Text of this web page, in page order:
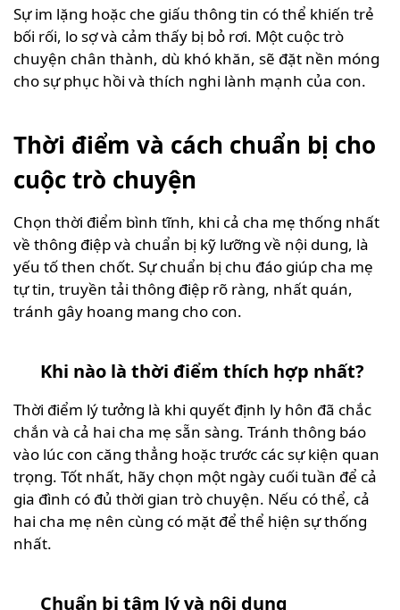
Sự im lặng hoặc che giấu thông tin có thể khiến trẻ
bối rối, lo sợ và cảm thấy bị bỏ rơi. Một cuộc trò
chuyện chân thành, dù khó khăn, sẽ đặt nền móng
cho sự phục hồi và thích nghi lành mạnh của con.
Thời điểm và cách chuẩn bị cho
cuộc trò chuyện
Chọn thời điểm bình tĩnh, khi cả cha mẹ thống nhất
về thông điệp và chuẩn bị kỹ lưỡng về nội dung, là
yếu tố then chốt. Sự chuẩn bị chu đáo giúp cha mẹ
tự tin, truyền tải thông điệp rõ ràng, nhất quán,
tránh gây hoang mang cho con.
Khi nào là thời điểm thích hợp nhất?
Thời điểm lý tưởng là khi quyết định ly hôn đã chắc
chắn và cả hai cha mẹ sẵn sàng. Tránh thông báo
vào lúc con căng thẳng hoặc trước các sự kiện quan
trọng. Tốt nhất, hãy chọn một ngày cuối tuần để cả
gia đình có đủ thời gian trò chuyện. Nếu có thể, cả
hai cha mẹ nên cùng có mặt để thể hiện sự thống
nhất.
Chuẩn bị tâm lý và nội dung